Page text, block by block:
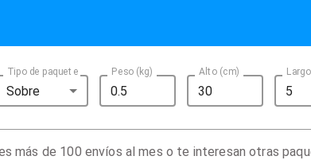
Tipo de paquete
Sobre
Peso (kg) Alto (cm)
más de 100 envíos al mes o te interesan otras